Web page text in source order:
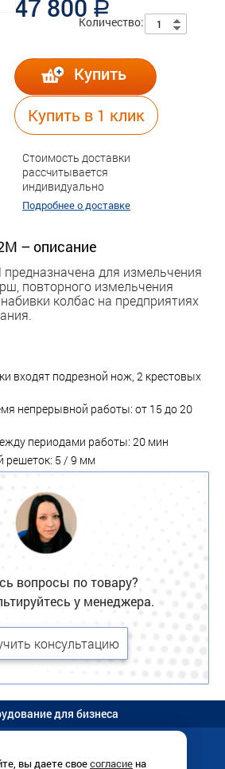
вы даете своесогласиена
47 800 a
Количество:
Купить
Купить в 1 клик
Стоимость доставки
рассчитывается
индивидуально
Подробнее о доставке
– описание
для измельчения
повторного измельчения
колбас на предприятиях
входят подрезной нож, 2 крестовых
непрерывной работы: от 15 до 20
периодами работы: 20 мин
решеток: 5 / 9 мм
вопросы по товару?
у менеджера.
консультацию
для бизнеса